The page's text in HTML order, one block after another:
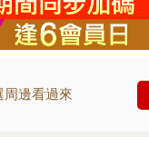
邊看過來